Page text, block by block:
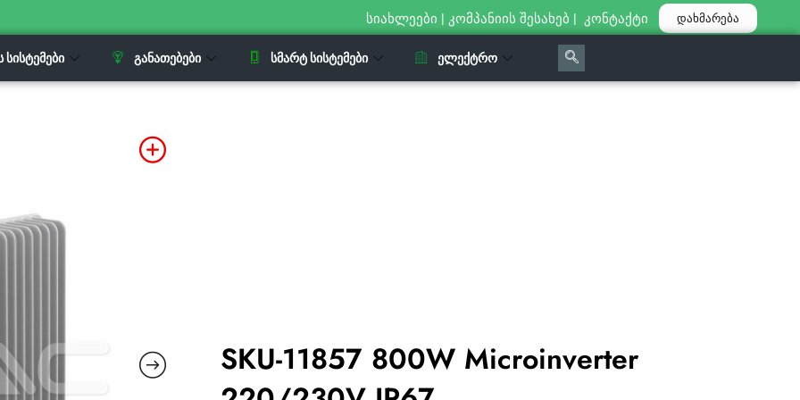
სიახლეები | კომპანიის შესახებ | კონტაქტი დახმარება
ᲡᲘᲡᲢᲔᲛᲔᲑᲘ ᲒᲐᲜᲐᲗᲔᲑᲔᲑᲘ ᲡᲛᲐᲠᲢ ᲡᲘᲡᲢᲔᲛᲔᲑᲘ ᲔᲚᲔᲥᲢᲠᲝ
SKU-11857 800W Microinverter